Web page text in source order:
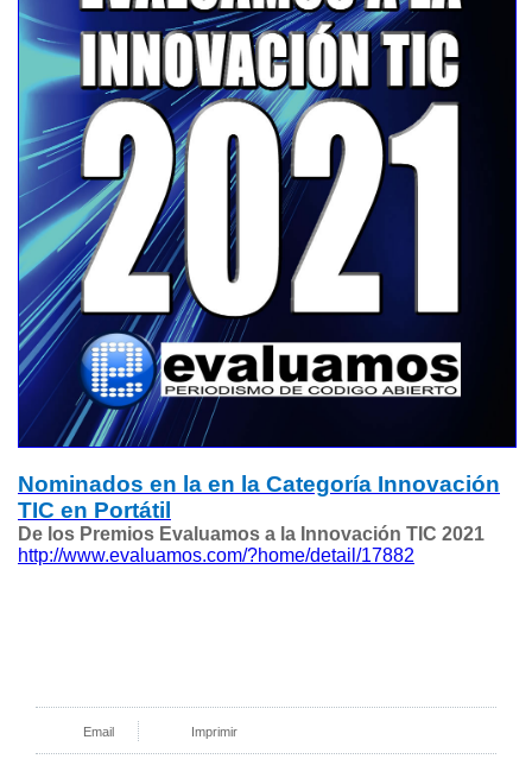
Nominados en la en la Categoría Innovación
TIC en Portátil
De los Premios Evaluamos a la Innovación TIC 2021
http://www.evaluamos.com/?home/detail/17882
Email Imprimir